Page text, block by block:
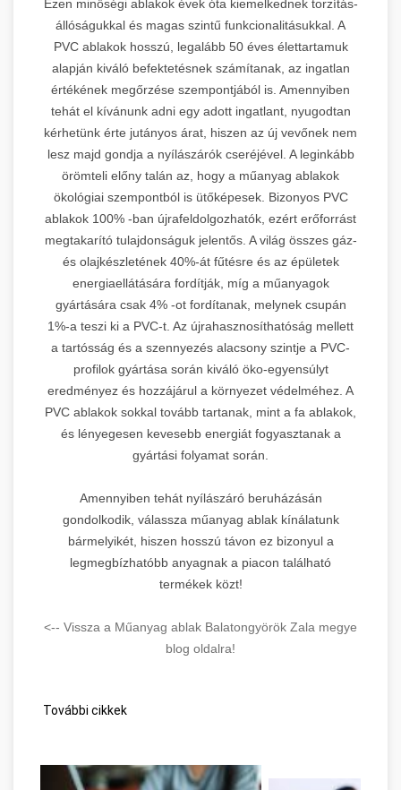
Ezen minőségi ablakok évek óta kiemelkednek torzítás-
állóságukkal és magas szintű funkcionalitásukkal. A
PVC ablakok hosszú, legalább 50 éves élettartamuk
alapján kiváló befektetésnek számítanak, az ingatlan
értékének megőrzése szempontjából is. Amennyiben
tehát el kívánunk adni egy adott ingatlant, nyugodtan
kérhetünk érte jutányos árat, hiszen az új vevőnek nem
lesz majd gondja a nyílászárók cseréjével. A leginkább
örömteli előny talán az, hogy a műanyag ablakok
ökológiai szempontból is ütőképesek. Bizonyos PVC
ablakok 100% -ban újrafeldolgozhatók, ezért erőforrást
megtakarító tulajdonságuk jelentős. A világ összes gáz-
és olajkészletének 40%-át fűtésre és az épületek
energiaellátására fordítják, míg a műanyagok
gyártására csak 4% -ot fordítanak, melynek csupán
1%-a teszi ki a PVC-t. Az újrahasznosíthatóság mellett
a tartósság és a szennyezés alacsony szintje a PVC-
profilok gyártása során kiváló öko-egyensúlyt
eredményez és hozzájárul a környezet védelméhez. A
PVC ablakok sokkal tovább tartanak, mint a fa ablakok,
és lényegesen kevesebb energiát fogyasztanak a
gyártási folyamat során.
Amennyiben tehát nyílászáró beruházásán
gondolkodik, válassza műanyag ablak kínálatunk
bármelyikét, hiszen hosszú távon ez bizonyul a
legmegbízhatóbb anyagnak a piacon található
termékek közt!
<-- Vissza a Műanyag ablak Balatongyörök Zala megye
blog oldalra!
További cikkek